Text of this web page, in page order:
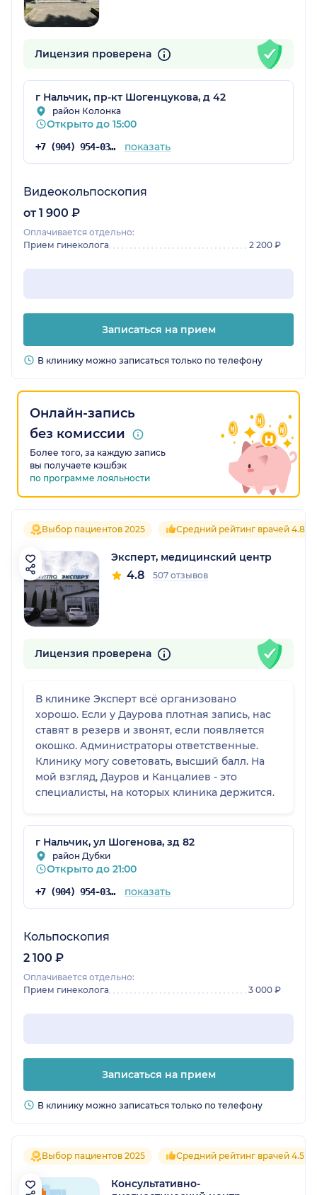
Лицензия проверена
г Нальчик, пр-кт Шогенцукова, д 42
район Колонка
Открыто до 15:00
+7 (904) 954-03-83 показать
Видеокольпоскопия
от 1 900 ₽
Оплачивается отдельно:
Прием гинеколога
2 200 ₽
Записаться на прием
В клинику можно записаться только по телефону
Онлайн-запись
без комиссии
Более того, за каждую запись
вы получаете кэшбэк
по программе лояльности
Выбор пациентов 2025 Средний рейтинг врачей 4.8
Эксперт, медицинский центр
4.8 507 отзывов
Лицензия проверена
В клинике Эксперт всё организовано
хорошо. Если у Даурова плотная запись, нас
ставят в резерв и звонят, если появляется
окошко. Администраторы ответственные.
Клинику могу советовать, высший балл. На
мой взгляд, Дауров и Канцалиев - это
специалисты, на которых клиника держится.
г Нальчик, ул Шогенова, зд 82
район Дубки
Открыто до 21:00
+7 (904) 954-03-86 показать
Кольпоскопия
2 100 ₽
Оплачивается отдельно:
Прием гинеколога
3 000 ₽
Записаться на прием
В клинику можно записаться только по телефону
Выбор пациентов 2025 Средний рейтинг врачей 4.5
Консультативно-